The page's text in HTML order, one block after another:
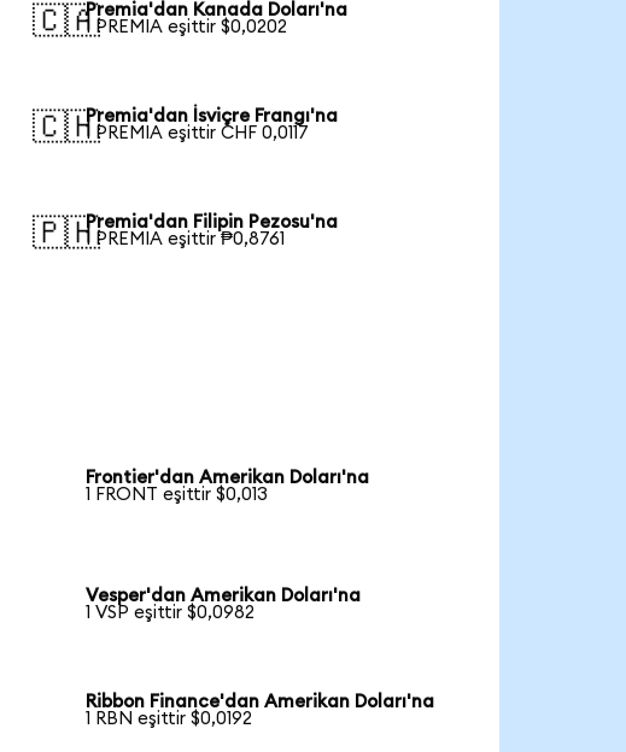
🇨🇦Premia'dan Kanada Doları'na
1 PREMIA eşittir $0,0202
🇨🇭Premia'dan İsviçre Frangı'na
1 PREMIA eşittir CHF 0,0117
🇵🇭Premia'dan Filipin Pezosu'na
1 PREMIA eşittir ₱0,8761
Frontier'dan Amerikan Doları'na
1 FRONT eşittir $0,013
Vesper'dan Amerikan Doları'na
1 VSP eşittir $0,0982
Ribbon Finance'dan Amerikan Doları'na
1 RBN eşittir $0,0192